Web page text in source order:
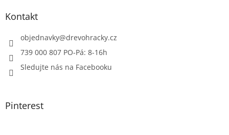
Kontakt
objednavky@drevohracky.cz
739 000 807 PO-Pá: 8-16h
Sledujte nás na Facebooku
Pinterest